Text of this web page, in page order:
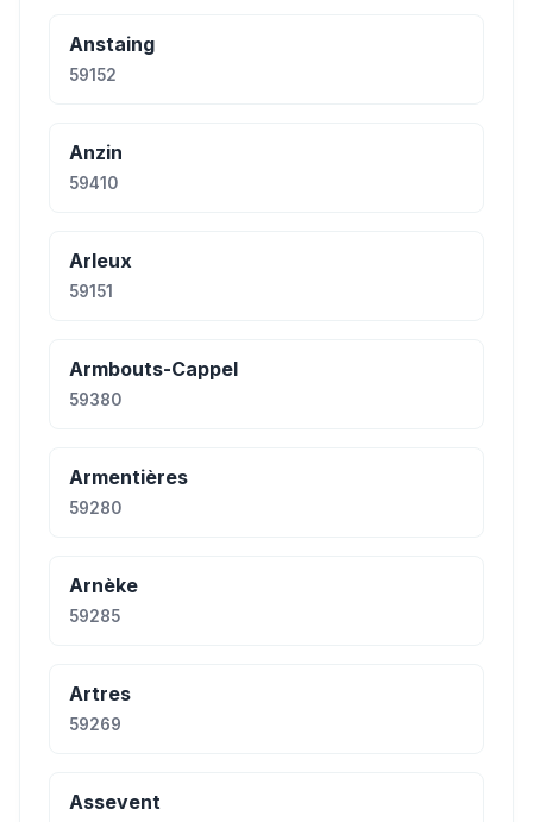
Anstaing
59152
Anzin
59410
Arleux
59151
Armbouts-Cappel
59380
Armentières
59280
Arnèke
59285
Artres
59269
Assevent